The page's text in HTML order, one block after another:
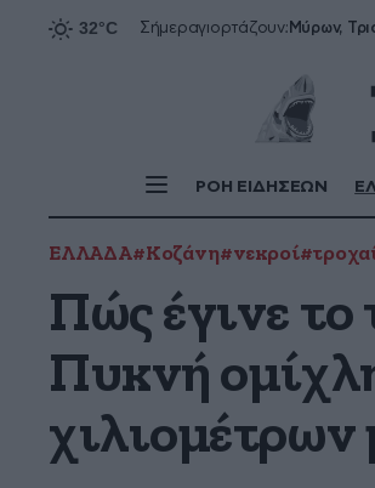
Σήμεραγιορτάζουν:
ΡΟΗ ΕΙΔΗΣΕΩΝ
ΕΛΛΑΔΑ#Κοζάνη#νεκροί
Πώς έγινε το
Πυκνή
χιλιομέτρων